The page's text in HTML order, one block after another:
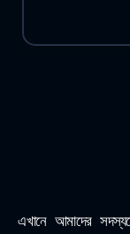
এখানে আমাদের